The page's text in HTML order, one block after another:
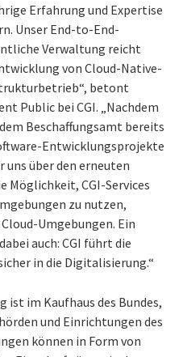
Erfahrung und Expertise
Unser End-to-End-
Verwaltung reicht
von Cloud-Native-
betont
Public bei CGI. „Nachdem
Beschaffungsamt bereits
Entwicklungsprojekte
uns über den erneuten
Möglichkeit, CGI-Services
zu nutzen,
Umgebungen. Ein
auch: CGI führt die
in die Digitalisierung.“
ist im Kaufhaus des Bundes,
und Einrichtungen des
können in Form von